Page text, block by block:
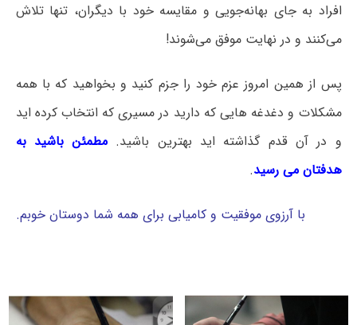
افراد به جای بهانه‌جویی و مقایسه خود با دیگران، تنها تلاش
می‌کنند و در نهایت موفق می‌شوند!
پس از همین امروز عزم خود را جزم کنید و بخواهید که با همه
مشکلات و دغدغه هایی که دارید در مسیری که انتخاب کرده اید
و در آن قدم گذاشته اید بهترین باشید. مطمئن باشید به
هدفتان می رسید.
با آرزوی موفقیت و کامیابی برای همه شما دوستان خوبم.